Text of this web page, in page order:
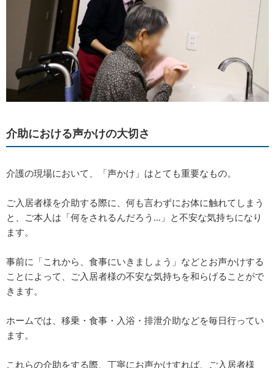
介助における声かけの大切さ
介護の現場において、「声かけ」はとても重要なもの。
ご入居者様を介助する際に、何も言わずにお体に触れてしまう
と、ご本人は「何をされるんだろう…」と不安な気持ちになり
ます。
事前に「これから、食事にいきましょう」などとお声かけする
ことによって、ご⼊居者様の不安な気持ちを和らげることがで
きます。
ホームでは、移乗・食事・入浴・排泄介助などを毎日行ってい
ます。
これらの介助をする際、丁寧にお声かけすれば、ご入居者様